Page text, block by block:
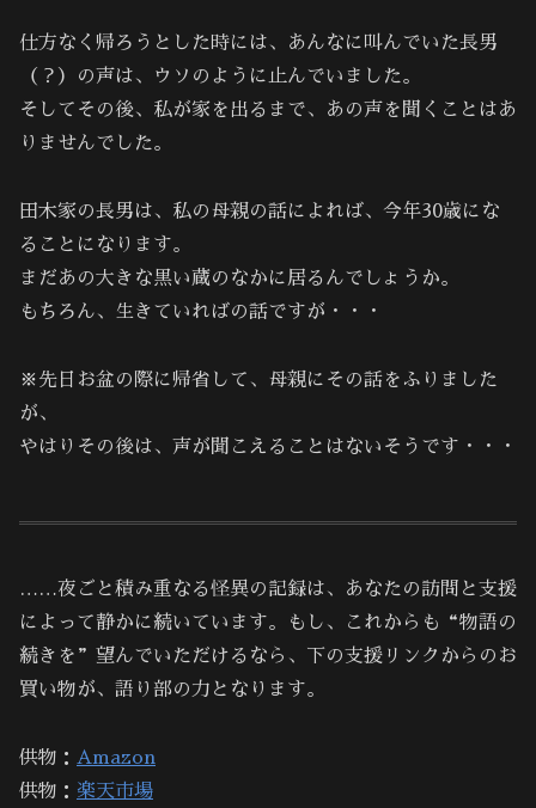
仕方なく帰ろうとした時には、あんなに叫んでいた長男
（？）の声は、ウソのように止んでいました。
そしてその後、私が家を出るまで、あの声を聞くことはあ
りませんでした。
田木家の長男は、私の母親の話によれば、今年30歳にな
ることになります。
まだあの大きな黒い蔵のなかに居るんでしょうか。
もちろん、生きていればの話ですが・・・
※先日お盆の際に帰省して、母親にその話をふりました
が、
やはりその後は、声が聞こえることはないそうです・・・
……夜ごと積み重なる怪異の記録は、あなたの訪問と支援
によって静かに続いています。もし、これからも“物語の
続きを”望んでいただけるなら、下の支援リンクからのお
買い物が、語り部の力となります。
供物： Amazon
供物： 楽天市場